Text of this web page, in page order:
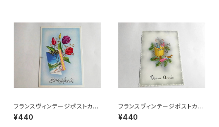
フランスヴィンテージポストカー
ドT
¥440
フランスヴィンテージポストカー
ドK
¥440